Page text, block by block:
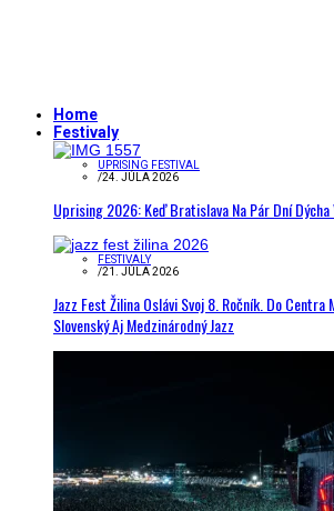
Home
Festivaly
UPRISING FESTIVAL
/24. JÚLA 2026
Uprising 2026: Keď Bratislava Na Pár Dní Dýcha
FESTIVALY
/21. JÚLA 2026
Jazz Fest Žilina Oslávi Svoj 8. Ročník. Do
Slovenský Aj Medzinárodný Jazz